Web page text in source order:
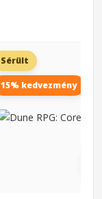
Sérült
15% kedvezmény